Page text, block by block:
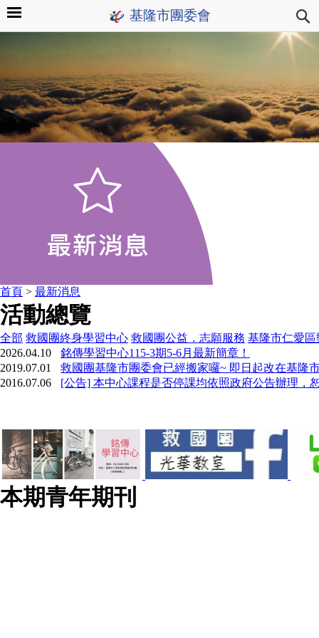
基隆市團委會
首頁 > 最新消息
活動總覽
全部 救國團終身學習中心 救國團公益．志願服務 基隆市仁愛區
2026.04.10
銘傳學習中心115-3期5-6月最新簡章！
2019.07.01
救國團基隆市團委會已經搬家囉~ 即日起改在基隆
2016.07.06
[公告] 本中心課程是否停課均依照政府公告辦理，
本期青年期刊